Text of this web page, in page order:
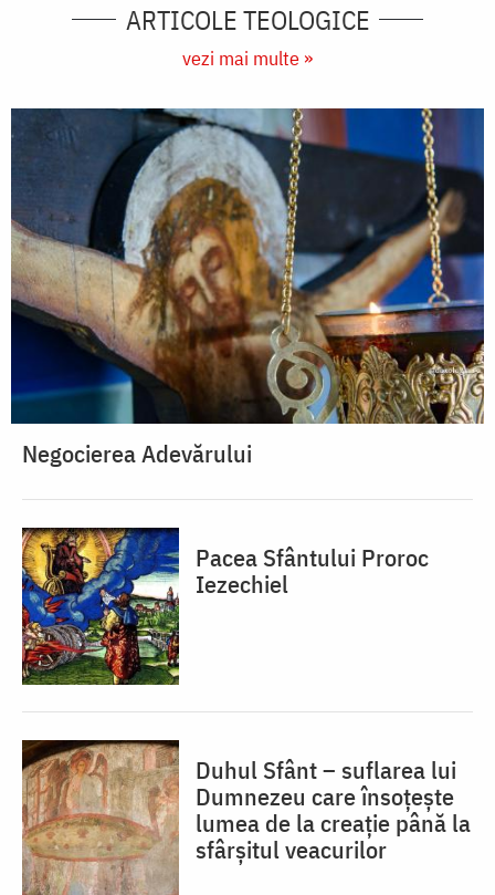
ARTICOLE TEOLOGICE
vezi mai multe »
Negocierea Adevărului
Pacea Sfântului Proroc
Iezechiel
Duhul Sfânt – suflarea lui
Dumnezeu care însoțește
lumea de la creație până la
sfârșitul veacurilor